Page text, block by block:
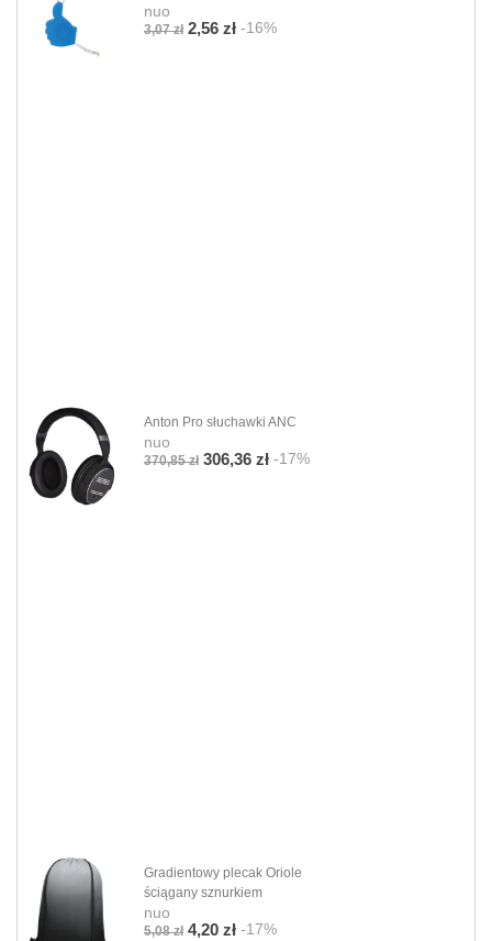
nuo
3,07 zł 2,56 zł -16%
Anton Pro słuchawki ANC
nuo
370,85 zł 306,36 zł -17%
Gradientowy plecak Oriole
ściągany sznurkiem
nuo
5,08 zł 4,20 zł -17%